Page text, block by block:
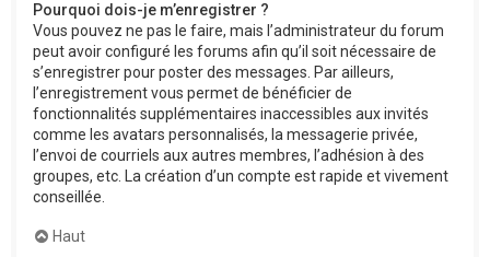
Pourquoi dois-je m’enregistrer ?
Vous pouvez ne pas le faire, mais l’administrateur du forum
peut avoir configuré les forums afin qu’il soit nécessaire de
s’enregistrer pour poster des messages. Par ailleurs,
l’enregistrement vous permet de bénéficier de
fonctionnalités supplémentaires inaccessibles aux invités
comme les avatars personnalisés, la messagerie privée,
l’envoi de courriels aux autres membres, l’adhésion à des
groupes, etc. La création d’un compte est rapide et vivement
conseillée.
Haut